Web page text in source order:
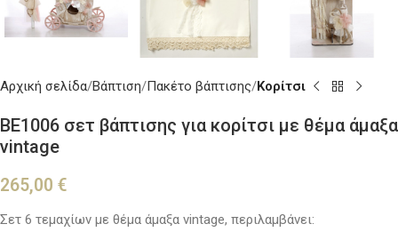
Αρχική σελίδα Βάπτιση Πακέτο βάπτισης Κορίτσι
BE1006 σετ βάπτισης για κορίτσι με θέμα άμαξα
vintage
265,00 €
Σετ 6 τεμαχίων με θέμα άμαξα vintage, περιλαμβάνει: